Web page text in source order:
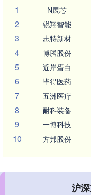
1
N展芯
2 锐翔智能
3 志特新材
4 博腾股份
5 近岸蛋白
6 毕得医药
7 五洲医疗
8 耐科装备
9 一博科技
10 方邦股份
沪